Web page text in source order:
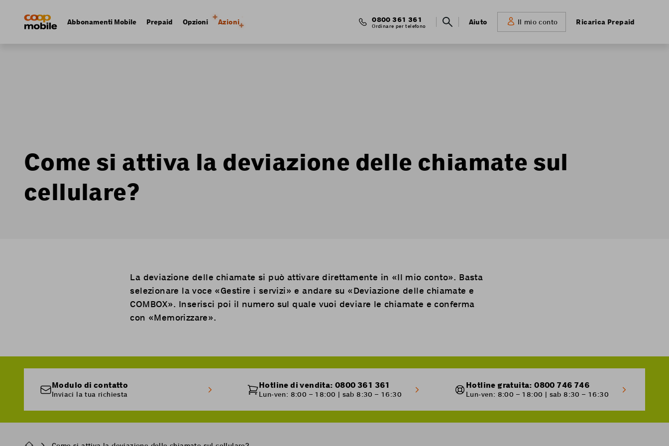
Navigation
principale
Abbonamenti Mobile Prepaid Opzioni Azioni 0800 361 361
Ordinare per telefono
navigation
Aiuto Il mio conto Ricarica Prepaid
Come si attiva la deviazione delle chiamate sul
cellulare?
La deviazione delle chiamate si può attivare direttamente in «Il mio conto». Basta
selezionare la voce «Gestire i servizi» e andare su «Deviazione delle chiamate e
COMBOX». Inserisci poi il numero sul quale vuoi deviare le chiamate e conferma
con «Memorizzare».
Modulo di contatto
Inviaci la tua richiesta
Hotline di vendita: 0800 361 361
Lun-ven: 8:00 – 18:00 | sab 8:30 – 16:30
Hotline gratuita: 0800 746 746
Lun-ven: 8:00 – 18:00 | sab 8:30 – 16:30
Breadcrumb